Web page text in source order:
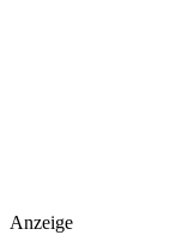
Anzeige